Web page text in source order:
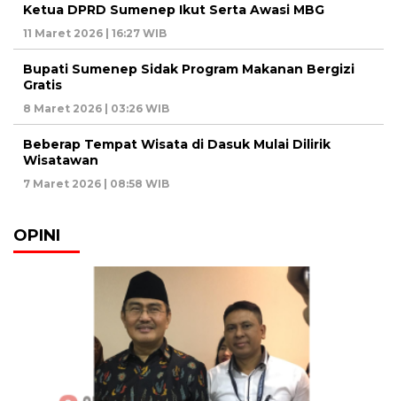
Ketua DPRD Sumenep Ikut Serta Awasi MBG
11 Maret 2026 | 16:27 WIB
Bupati Sumenep Sidak Program Makanan Bergizi
Gratis
8 Maret 2026 | 03:26 WIB
Beberap Tempat Wisata di Dasuk Mulai Dilirik
Wisatawan
7 Maret 2026 | 08:58 WIB
OPINI